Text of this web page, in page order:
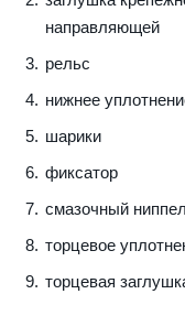
направляющей
рельс
нижнее
шарики
фиксатор
смазочный
торцевое
торцевая